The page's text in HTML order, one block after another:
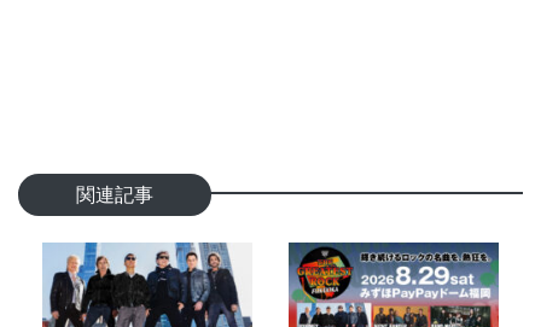
関連記事